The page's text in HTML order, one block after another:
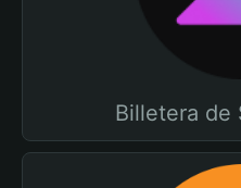
Billetera de